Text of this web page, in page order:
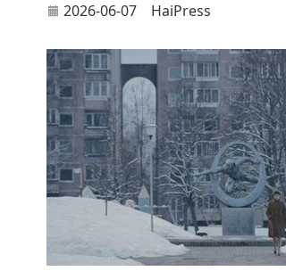
2026-06-07 HaiPress